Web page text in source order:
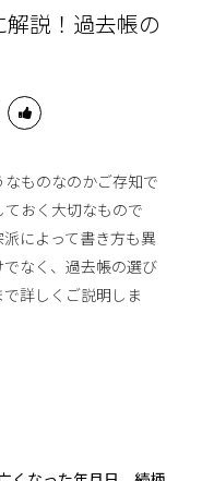
説！過去帳の
ものなのかご存知で
ておく大切なもので
によって書き方も異
なく、過去帳の選び
詳しくご説明しま